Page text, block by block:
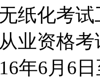
纸化考
业资格
年6月6